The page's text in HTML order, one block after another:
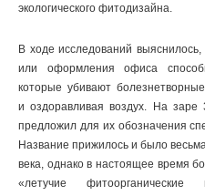
экологического фитодизайна.
В ходе исследований
или оформления офиса
которые убивают
и оздоравливая воздух. На
предложил для их обозначения
Название прижилось и было
века, однако в настоящее время
«летучие